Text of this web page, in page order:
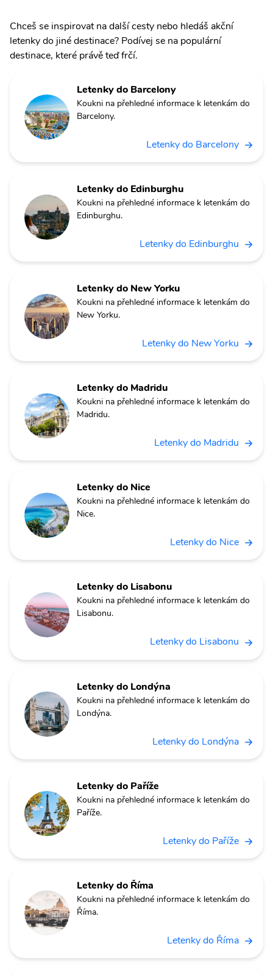
Chceš se inspirovat na další cesty nebo hledáš akční
letenky do jiné destinace? Podívej se na populární
destinace, které právě teď frčí.
Letenky do Barcelony
Koukni na přehledné informace k letenkám do
Barcelony.
Letenky do Barcelony
Letenky do Edinburghu
Koukni na přehledné informace k letenkám do
Edinburghu.
Letenky do Edinburghu
Letenky do New Yorku
Koukni na přehledné informace k letenkám do
New Yorku.
Letenky do New Yorku
Letenky do Madridu
Koukni na přehledné informace k letenkám do
Madridu.
Letenky do Madridu
Letenky do Nice
Koukni na přehledné informace k letenkám do
Nice.
Letenky do Nice
Letenky do Lisabonu
Koukni na přehledné informace k letenkám do
Lisabonu.
Letenky do Lisabonu
Letenky do Londýna
Koukni na přehledné informace k letenkám do
Londýna.
Letenky do Londýna
Letenky do Paříže
Koukni na přehledné informace k letenkám do
Paříže.
Letenky do Paříže
Letenky do Říma
Koukni na přehledné informace k letenkám do
Říma.
Letenky do Říma